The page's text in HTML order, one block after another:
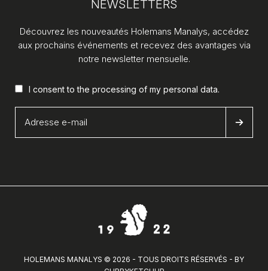
NEWSLETTERS
Découvrez les nouveautés Holemans Manalys, accédez
aux prochains événements et recevez des avantages via
notre newsletter mensuelle.
I consent to the processing of my personal data.
HOLEMANS MANALYS © 2026 - TOUS DROITS RÉSERVÉS - BY